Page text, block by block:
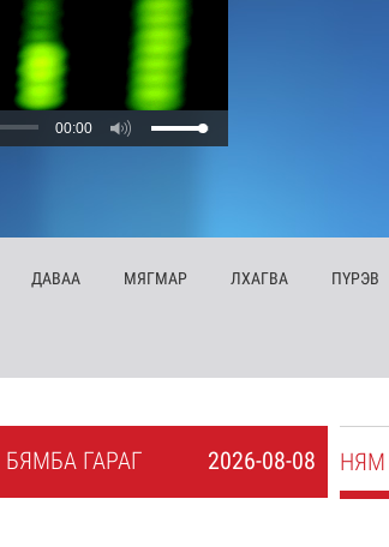
00:00
ДАВАА МЯГМАР ЛХАГВА ПҮРЭВ
2026-08-08
БЯМБА ГАРАГ НЯМ